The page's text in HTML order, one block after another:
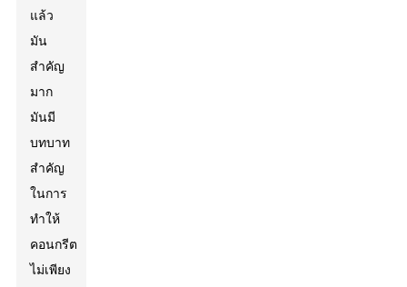
แล้ว
มัน
สำคัญ
มาก
มันมี
บทบาท
สำคัญ
ในการ
ทำให้
คอนกรีต
ไม่เพียง